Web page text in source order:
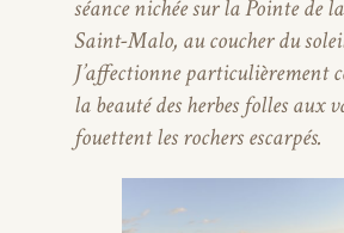
séance nichée sur la Pointe de
Saint-Malo, au coucher du
J’affectionne particulièrement
la beauté des herbes folles aux
fouettent les rochers escarpés.